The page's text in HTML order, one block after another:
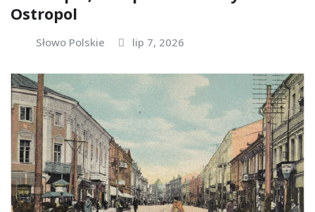
Ostropol
Słowo Polskie lip 7, 2026